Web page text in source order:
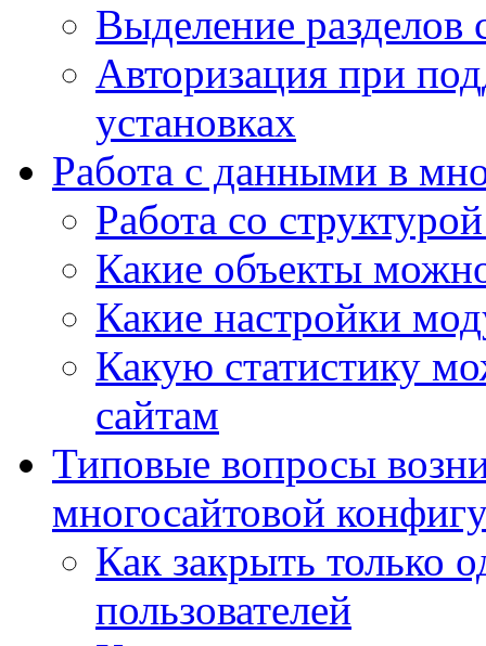
Выделение разделов
Авторизация при
установках
Работа с данными в
Работа со
Какие объекты
Какие настройки
Какую статистику
сайтам
Типовые вопросы
многосайтовой
Как закрыть только
пользователей